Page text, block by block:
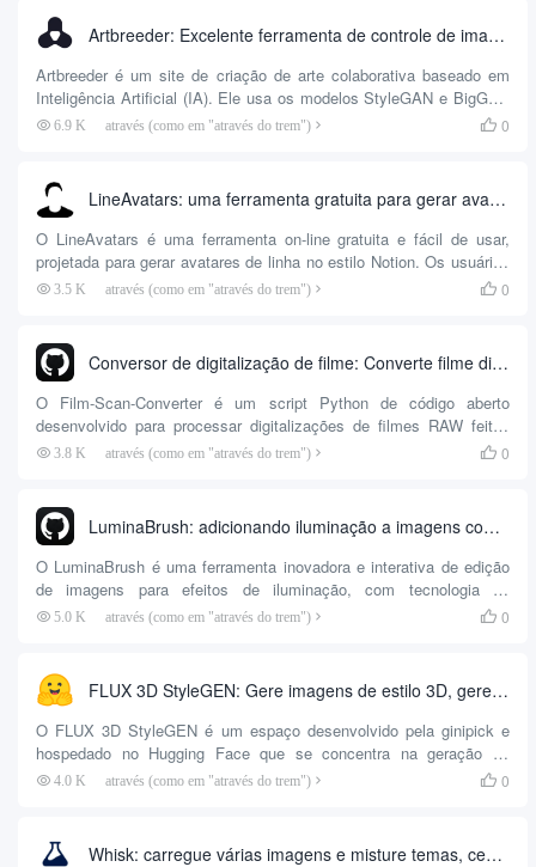
Artbreeder: Excelente ferramenta de controle de imagem e combinação de estilos de imagem para ensino!
Artbreeder é um site de criação de arte colaborativa baseado em
Inteligência Artificial (IA). Ele usa os modelos StyleGAN e BigGAN
para ajudar os usuários a gerar e modificar imagens de rostos,
imagens para produzir novas influências. Os usuários também
podem aumentar...
6.9 K através (como em "através do trem")  0
LineAvatars: uma ferramenta gratuita para gerar avatares de linha no estilo do Notion
O LineAvatars é uma ferramenta on-line gratuita e fácil de usar,
projetada para gerar avatares de linha no estilo Notion. Os usuários
podem carregar uma foto ou tirar uma foto pela webcam e o sistema
de personalizações, incluindo a alteração das cores das linhas,
penteados,...
3.5 K através (como em "através do trem")  0
Conversor de digitalização de filme: Converte filme digitalizado em formato de imagem RAW em imagem finalizada.
O Film-Scan-Converter é um script Python de código aberto
desenvolvido para processar digitalizações de filmes RAW feitas
por câmeras digitais. O script é capaz de converter digitalizações
Converter...
3.8 K através (como em "através do trem")  0
LuminaBrush: adicionando iluminação a imagens com ferramentas de pintura inteligentes
O LuminaBrush é uma ferramenta inovadora e interativa de edição
de imagens para efeitos de iluminação, com tecnologia de
inteligência artificial. O projeto usa uma estrutura de duas fases
segunda fase gera efeitos de iluminação com base nos rabiscos do
usuário. Esse exclusivo sistema de dois estágios...
5.0 K através (como em "através do trem")  0
FLUX 3D StyleGEN: Gere imagens de estilo 3D, gere imagens adequadas para modelagem 3D
O FLUX 3D StyleGEN é um espaço desenvolvido pela ginipick e
hospedado no Hugging Face que se concentra na geração de
imagens de estilo 3D. A ferramenta utiliza tecnologia avançada de
usuários podem carregar imagens...
4.0 K através (como em "através do trem")  0
Whisk: carregue várias imagens e misture temas, cenas e estilos para criar obras de arte exclusivas!